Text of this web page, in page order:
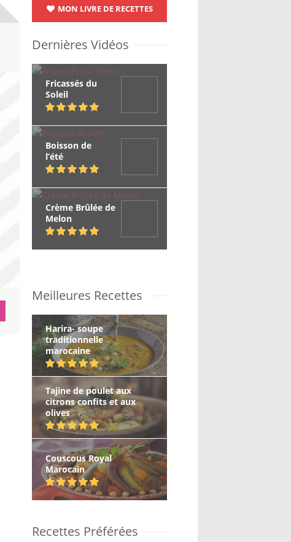
MON LIVRE DE RECETTES
Dernières Vidéos
Fricassés du
Soleil
Boisson de
l’été
Crème Brûlée de
Melon
Meilleures Recettes
Harira- soupe
traditionnelle
marocaine
Tajine de poulet aux
citrons confits et aux
olives
Couscous Royal
Marocain
Recettes Préférées